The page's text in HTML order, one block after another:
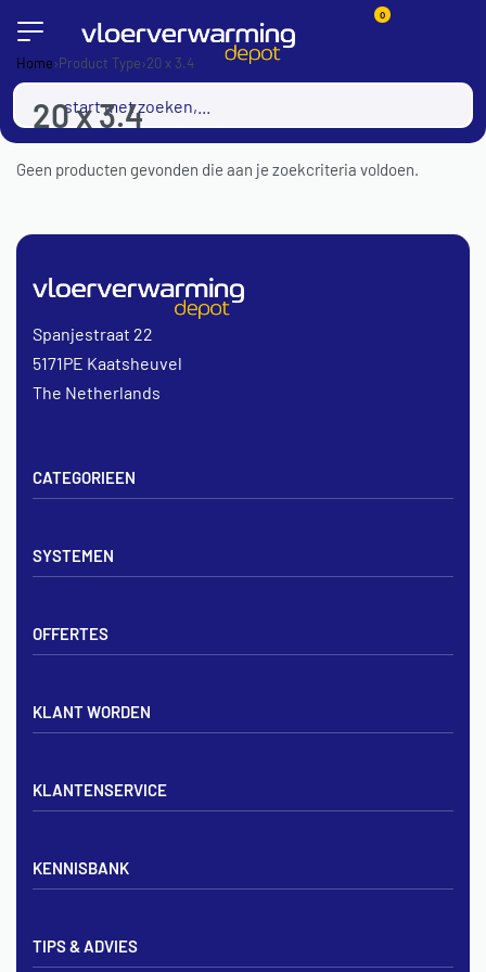
0
Home›Product Type›20 x 3.4
20 x 3.4
Geen producten gevonden die aan je zoekcriteria voldoen.
CATEGORIEEN
Verdelers
Noppenplaten
Draadmatten
SYSTEMEN
Noppenplaat systeem
OFFERTES
Offerte voor vloerverwarming
Vloerverwarming Tilburg
KLANT WORDEN
Aanmelden zakelijk
Spanjestraat 22
5171PE Kaatsheuvel
The Netherlands
KLANTENSERVICE
Zakelijk aanmelden
Bezorgen & afhalen
Privacybeleid
KENNISBANK
Vloerverwarming en radiatoren
TIPS & ADVIES